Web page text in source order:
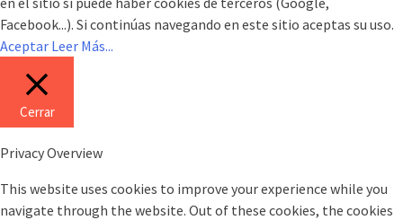
Facebook...). Si continúas navegando en este sitio aceptas su uso.
Aceptar Leer Más...
Cerrar
Privacy Overview
This website uses cookies to improve your experience while you
navigate through the website. Out of these cookies, the cookies